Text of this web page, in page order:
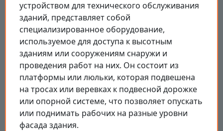
устройством для технического обслуживания
зданий, представляет собой
специализированное оборудование,
используемое для доступа к высотным
зданиям или сооружениям снаружи и
проведения работ на них. Он состоит из
платформы или люльки, которая подвешена
на тросах или веревках к подвесной дорожке
или опорной системе, что позволяет опускать
или поднимать рабочих на разные уровни
фасада здания.